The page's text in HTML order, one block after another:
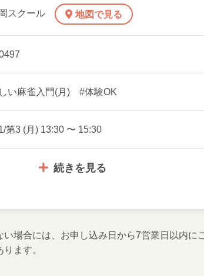
スクール 地図で見る
い麻雀入門(月) #体験OK
第3 (月) 13:30 〜 15:30
続きを見る
場合には、お申し込み日から7営業日以内に
ます。